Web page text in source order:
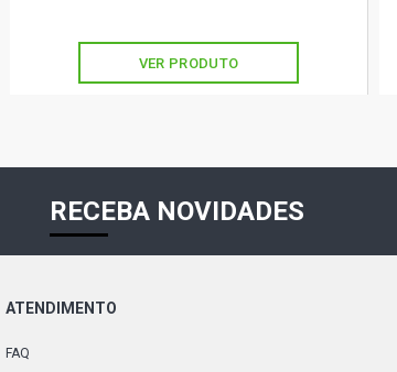
VER PRODUTO
RECEBA NOVIDADES
ATENDIMENTO
FAQ